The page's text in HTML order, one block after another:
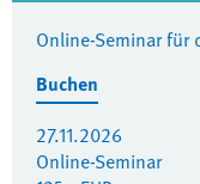
Online-Seminar
Buchen
27.11.2026
Online-Seminar